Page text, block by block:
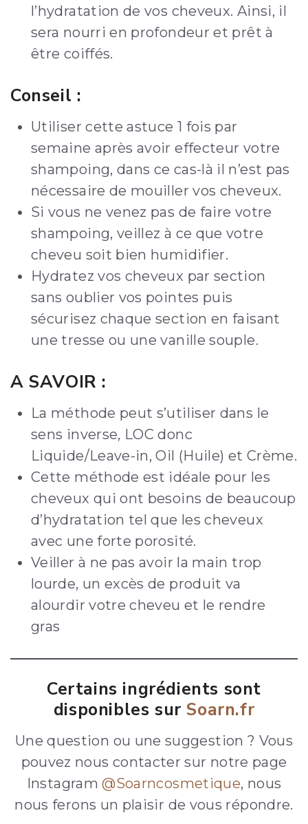
l’hydratation de vos cheveux. Ainsi, il
sera nourri en profondeur et prêt à
être coiffés.
Conseil :
Utiliser cette astuce 1 fois par
semaine après avoir effecteur votre
shampoing, dans ce cas-là il n’est pas
nécessaire de mouiller vos cheveux.
Si vous ne venez pas de faire votre
shampoing, veillez à ce que votre
cheveu soit bien humidifier.
Hydratez vos cheveux par section
sans oublier vos pointes puis
sécurisez chaque section en faisant
une tresse ou une vanille souple.
A SAVOIR :
La méthode peut s’utiliser dans le
sens inverse, LOC donc
Liquide/Leave-in, Oil (Huile) et Crème.
Cette méthode est idéale pour les
cheveux qui ont besoins de beaucoup
d’hydratation tel que les cheveux
avec une forte porosité.
Veiller à ne pas avoir la main trop
lourde, un excès de produit va
alourdir votre cheveu et le rendre
gras
Certains ingrédients sont
disponibles sur Soarn.fr
Une question ou une suggestion ? Vous
pouvez nous contacter sur notre page
Instagram@Soarncosmetique, nous
nous ferons un plaisir de vous répondre.